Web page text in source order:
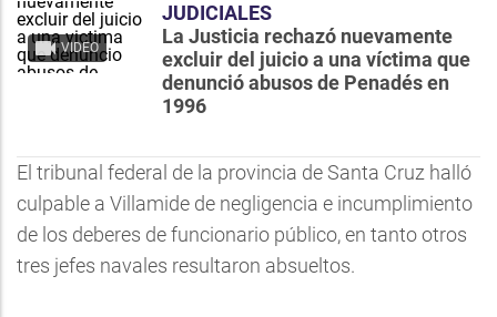
VIDEO
JUDICIALES
La Justicia rechazó nuevamente
excluir del juicio a una víctima que
denunció abusos de Penadés en
1996
El tribunal federal de la provincia de Santa Cruz halló
culpable a Villamide de negligencia e incumplimiento
de los deberes de funcionario público, en tanto otros
tres jefes navales resultaron absueltos.